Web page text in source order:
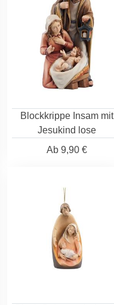
Blockkrippe Insam mit
Jesukind lose
Ab 9,90 €